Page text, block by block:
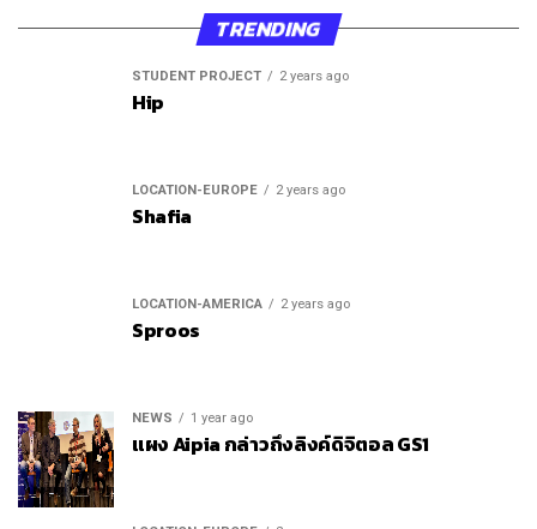
TRENDING
STUDENT PROJECT 2 years ago
Hip
LOCATION-EUROPE 2 years ago
Shafia
LOCATION-AMERICA 2 years ago
Sproos
NEWS 1 year ago
แผง Aipia กล่าวถึงลิงค์ดิจิตอล GS1